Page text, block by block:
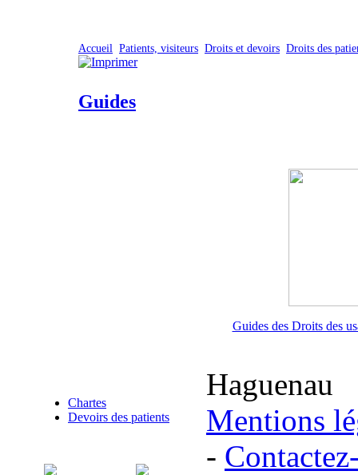
Accueil Patients, visiteurs Droits et devoirs Droits des
Guides
Guides des Droits des
Chartes
Devoirs des patients
Haguenau
Mentions
-